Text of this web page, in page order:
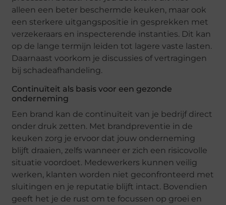
alleen een beter beschermde keuken, maar ook
een sterkere uitgangspositie in gesprekken met
verzekeraars en inspecterende instanties. Dit kan
op de lange termijn leiden tot lagere vaste lasten.
Daarnaast voorkom je discussies of vertragingen
bij schadeafhandeling.
Continuïteit als basis voor een gezonde
onderneming
Een brand kan de continuïteit van je bedrijf direct
onder druk zetten. Met brandpreventie in de
keuken zorg je ervoor dat jouw onderneming
blijft draaien, zelfs wanneer er zich een risicovolle
situatie voordoet. Medewerkers kunnen veilig
werken, klanten worden niet geconfronteerd met
sluitingen en je reputatie blijft intact. Bovendien
geeft het je de rust om te focussen op groei en